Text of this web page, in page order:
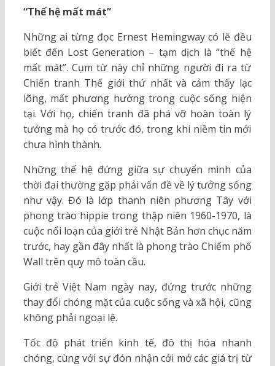
“Thế hệ mất mát”
Những ai từng đọc Ernest Hemingway có lẽ đều
biết đến Lost Generation – tạm dịch là “thế hệ
mất mát”. Cụm từ này chỉ những người đi ra từ
Chiến tranh Thế giới thứ nhất và cảm thấy lạc
lõng, mất phương hướng trong cuộc sống hiện
tại. Với họ, chiến tranh đã phá vỡ hoàn toàn lý
tưởng mà họ có trước đó, trong khi niềm tin mới
chưa hình thành.
Những thế hệ đứng giữa sự chuyển mình của
thời đại thường gặp phải vấn đề về lý tưởng sống
như vậy. Đó là lớp thanh niên phương Tây với
phong trào hippie trong thập niên 1960-1970, là
cuộc nổi loạn của giới trẻ Nhật Bản hơn chục năm
trước, hay gần đây nhất là phong trào Chiếm phố
Wall trên quy mô toàn cầu.
Giới trẻ Việt Nam ngày nay, đứng trước những
thay đổi chóng mặt của cuộc sống và xã hội, cũng
không phải ngoại lệ.
Tốc độ phát triển kinh tế, đô thị hóa nhanh
chóng, cùng với sự đón nhận cởi mở các giá trị từ